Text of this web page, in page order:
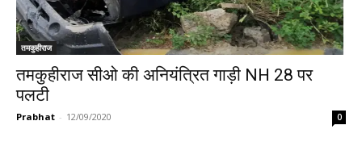
तमकुहीराज
तमकुहीराज सीओ की अनियंत्रित गाड़ी NH 28 पर
पलटी
Prabhat - 12/09/2020 0